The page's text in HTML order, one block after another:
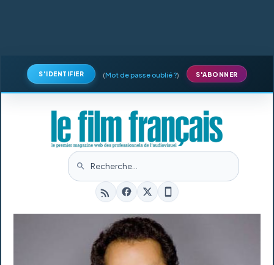
S'IDENTIFIER (Mot de passe oublié ?) S'ABONNER